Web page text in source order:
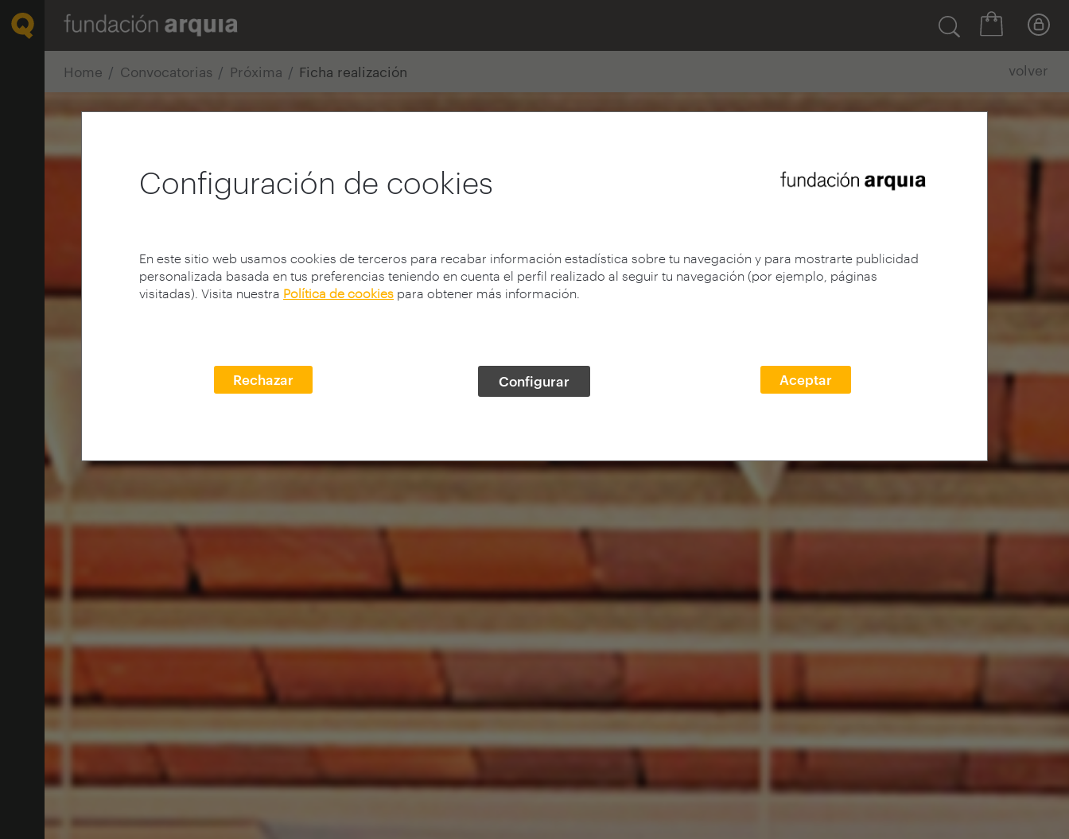
Configuración de cookies
En este sitio web usamos cookies de terceros para recabar información estadística sobre tu navegación y para mostrarte publicidad
personalizada basada en tus preferencias teniendo en cuenta el perfil realizado al seguir tu navegación (por ejemplo, páginas
visitadas). Visita nuestra Política de cookies para obtener más información.
Rechazar Configurar Aceptar
Home Convocatorias Próxima Ficha realización volver